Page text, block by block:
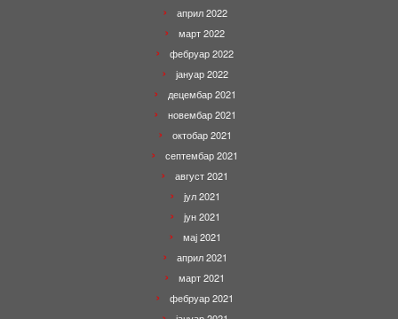
април 2022
март 2022
фебруар 2022
јануар 2022
децембар 2021
новембар 2021
октобар 2021
септембар 2021
август 2021
јул 2021
јун 2021
мај 2021
април 2021
март 2021
фебруар 2021